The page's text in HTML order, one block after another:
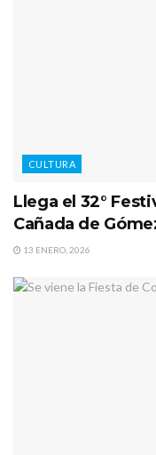
CULTURA
Llega el 32°
Cañada de
13 ENERO, 2026